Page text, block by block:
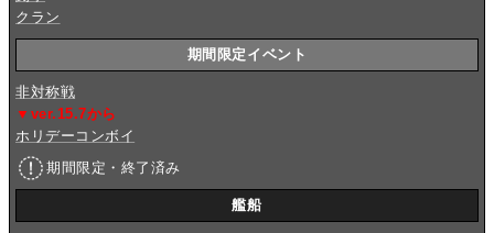
クラン
期間限定イベント
非対称戦
▼ver.15.7から
ホリデーコンボイ
期間限定・終了済み
艦船